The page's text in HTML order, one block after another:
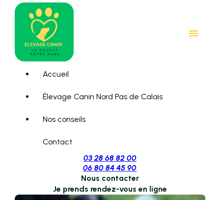
menu
Accueil
Élevage Canin Nord Pas de Calais
Nos conseils
Contact
03 28 68 82 00
06 80 84 45 90
Nous contacter
Je prends rendez-vous en ligne
Panneau de gestion des cookies